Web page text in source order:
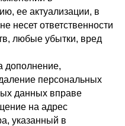
ее актуализации, в
несет ответственности
любые убытки, вред
дополнение,
персональных
данных вправе
на адрес
указанный в